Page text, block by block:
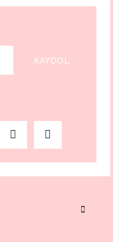
KAYDOL